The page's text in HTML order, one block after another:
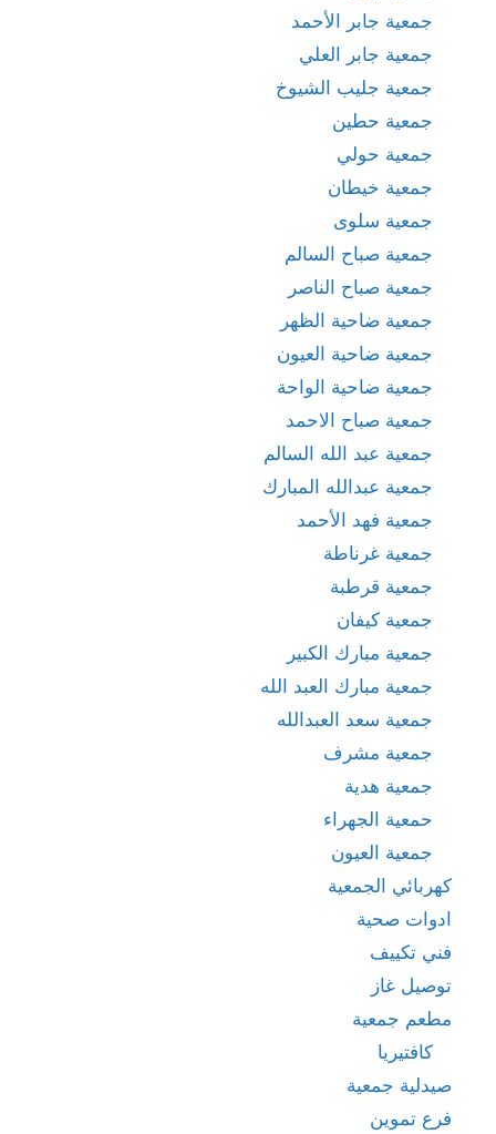
جمعية جابر الأحمد
جمعية جابر العلي
جمعية جليب الشيوخ
جمعية حطين
جمعية حولي
جمعية خيطان
جمعية سلوى
جمعية صباح السالم
جمعية صباح الناصر
جمعية ضاحية الظهر
جمعية ضاحية العيون
جمعية ضاحية الواحة
جمعية صباح الاحمد
جمعية عبد الله السالم
جمعية عبدالله المبارك
جمعية فهد الأحمد
جمعية غرناطة
جمعية قرطبة
جمعية كيفان
جمعية مبارك الكبير
جمعية مبارك العبد الله
جمعية سعد العبدالله
جمعية مشرف
جمعية هدية
حمعية الجهراء
جمعية العيون
كهربائي الجمعية
ادوات صحية
فني تكييف
توصيل غاز
مطعم جمعية
كافتيريا
صيدلية جمعية
فرع تموين